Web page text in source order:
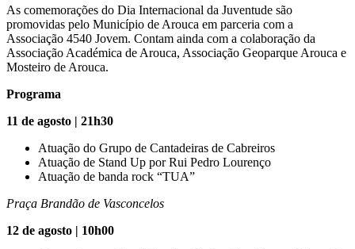
As comemorações do Dia Internacional da Juventude são
promovidas pelo Município de Arouca em parceria com a
Associação 4540 Jovem. Contam ainda com a colaboração da
Associação Académica de Arouca, Associação Geoparque Arouca e
Mosteiro de Arouca.
Programa
11 de agosto | 21h30
Atuação do Grupo de Cantadeiras de Cabreiros
Atuação de Stand Up por Rui Pedro Lourenço
Atuação de banda rock “TUA”
Praça Brandão de Vasconcelos
12 de agosto | 10h00